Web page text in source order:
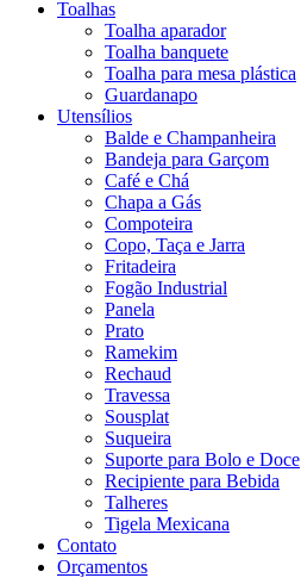
Toalhas
Toalha aparador
Toalha banquete
Toalha para mesa plástica
Guardanapo
Utensílios
Balde e Champanheira
Bandeja para Garçom
Café e Chá
Chapa a Gás
Compoteira
Copo, Taça e Jarra
Fritadeira
Fogão Industrial
Panela
Prato
Ramekim
Rechaud
Travessa
Sousplat
Suqueira
Suporte para Bolo e Doce
Recipiente para Bebida
Talheres
Tigela Mexicana
Contato
Orçamentos